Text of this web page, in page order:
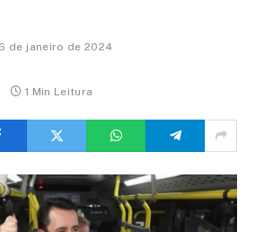
6 de janeiro de 2024
1 Min Leitura